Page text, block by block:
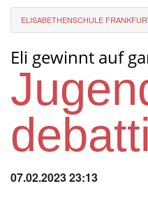
Eli-Portal
Berufsorientierung
Förderverein
Instagram
ELISABETHENSCHULE
Eli gewinnt auf
07.02.2023 23:13